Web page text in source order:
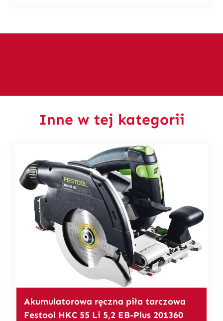
Inne w tej kategorii
Akumulatorowa ręczna piła tarczowa
Festool HKC 55 Li 5,2 EB-Plus 201360